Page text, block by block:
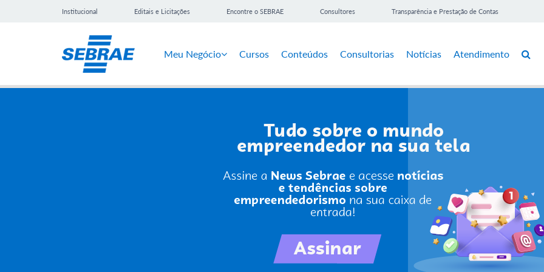
Institucional Editais e Licitações Encontre o SEBRAE Consultores Transparência e Prestação de Contas
Meu Negócio Cursos Conteúdos Consultorias Notícias Atendimento